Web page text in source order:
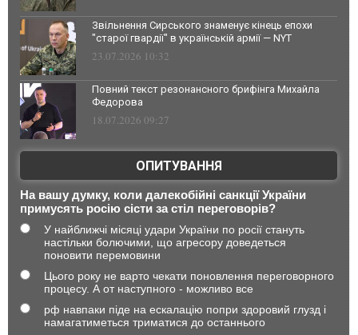
Звільнення Сирського знаменує кінець епохи
"старої гвардії" в українській армії — NYT
23.07.2026 10:32
Повний текст резонансного брифінга Михайла
Федорова
18.07.2026 09:27
ОПИТУВАННЯ
На вашу думку, коли далекобійні санкції України
примусять росію сісти за стіл переговорів?
У найближчі місяці удари України по росії стануть
настільки болючими, що агресору доведеться
поновити перемовини
Цього року не варто чекати поновлення переговорного
процесу. А от наступного - можливо все
рф навпаки піде на ескалацію попри здоровий глузд і
намагатиметься триматися до останнього